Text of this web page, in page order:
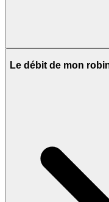
Le débit de mon